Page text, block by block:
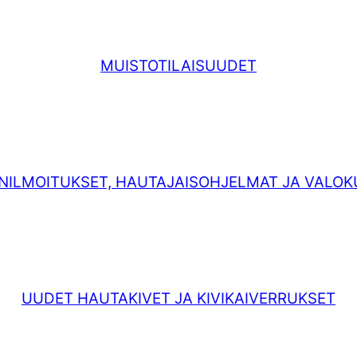
MUISTOTILAISUUDET
HAUTAJAISOHJELMAT JA
UUDET HAUTAKIVET JA KIVIKAIVERRUKSET